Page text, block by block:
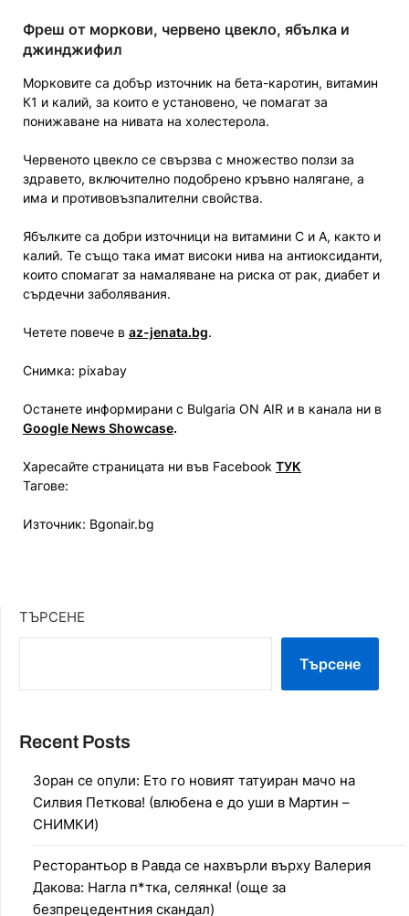
Фреш от моркови, червено цвекло, ябълка и
джинджифил
Морковите са добър източник на бета-каротин, витамин
К1 и калий, за които е установено, че помагат за
понижаване на нивата на холестерола.
Червеното цвекло се свързва с множество ползи за
здравето, включително подобрено кръвно налягане, а
има и противовъзпалителни свойства.
Ябълките са добри източници на витамини C и A, както и
калий. Те също така имат високи нива на антиоксиданти,
които спомагат за намаляване на риска от рак, диабет и
сърдечни заболявания.
Четете повече в az-jenata.bg.
Снимка: pixabay
Останете информирани с Bulgaria ON AIR и в канала ни в
Google News Showcase.
Харесайте страницата ни във Facebook ТУК
Тагове:
Източник: Bgonair.bg
ТЪРСЕНЕ
Търсене
Recent Posts
Зоран се опули: Ето го новият татуиран мачо на
Силвия Петкова! (влюбена е до уши в Мартин –
СНИМКИ)
Ресторантьор в Равда се нахвърли върху Валерия
Дакова: Нагла п*тка, селянка! (още за
безпрецедентния скандал)